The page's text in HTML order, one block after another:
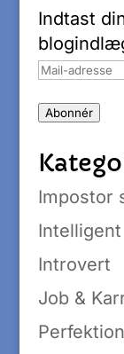
Indtast
Mail-
Abonnér
Impostor
Intelligent
Introvert
Job &